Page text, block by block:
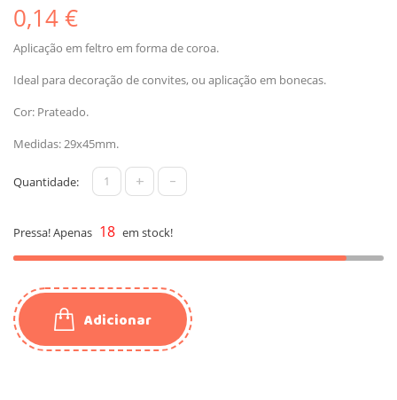
0,14 €
Aplicação em feltro em forma de coroa.
Ideal para decoração de convites, ou aplicação em bonecas.
Cor: Prateado.
Medidas: 29x45mm.
Quantidade: + -
Pressa! Apenas 18 em stock!
Adicionar